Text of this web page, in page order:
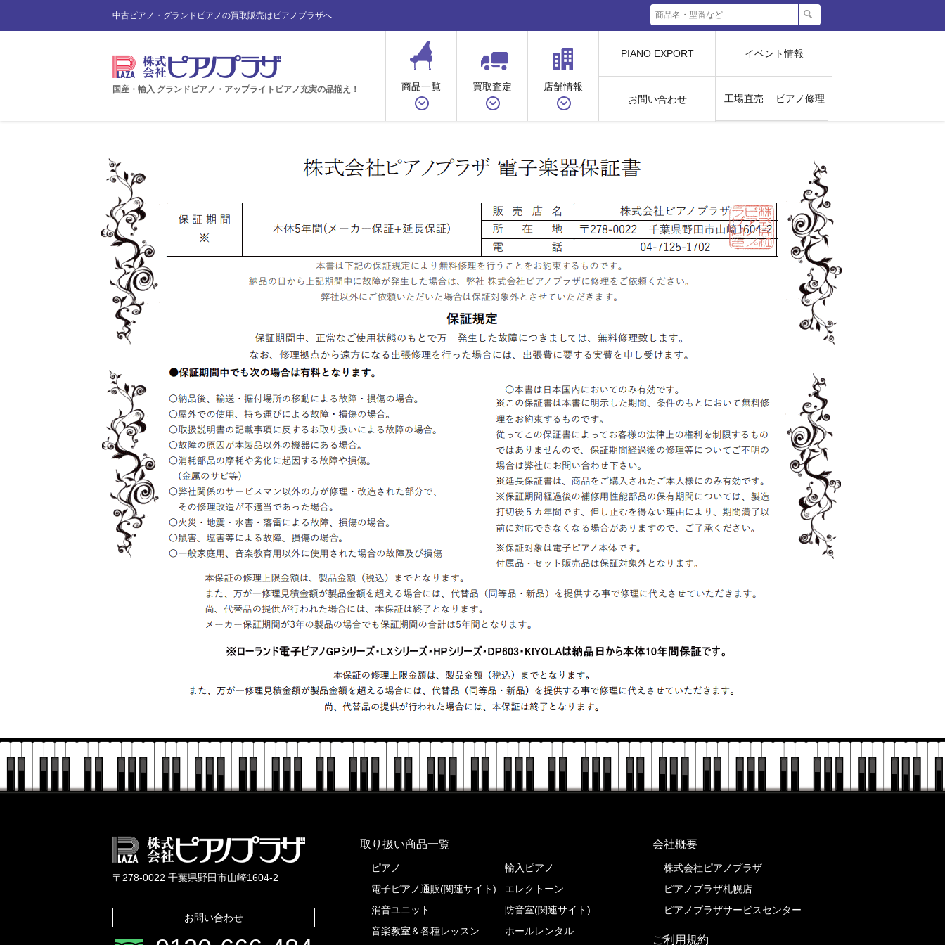
中古ピアノ・グランドピアノの買取販売はピアノプラザへ
国産・輸入 グランドピアノ・アップライトピアノ充実の品揃え！ 商品一覧 買取査定 店舗情報
PIANO EXPORT
お問い合わせ
イベント情報
工場直売 ピアノ修理
株式会社ピアノプラザ
〒278-0022 千葉県野田市山崎1604-2
お問い合わせ
取り扱い商品一覧
ピアノ
輸入ピアノ
電子ピアノ通販(関連サイト)
エレクトーン
消音ユニット
防音室(関連サイト)
音楽教室＆各種レッスン
ホールレンタル
会社概要
株式会社ピアノプラザ
ピアノプラザ札幌店
ピアノプラザサービスセンター
ご利用規約